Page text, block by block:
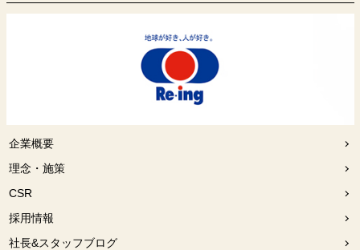
企業概要
理念・施策
CSR
採用情報
社長&スタッフブログ